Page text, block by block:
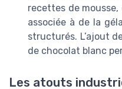
recettes de
associée à de la
structurés. L’ajout
de chocolat blanc
Les atouts